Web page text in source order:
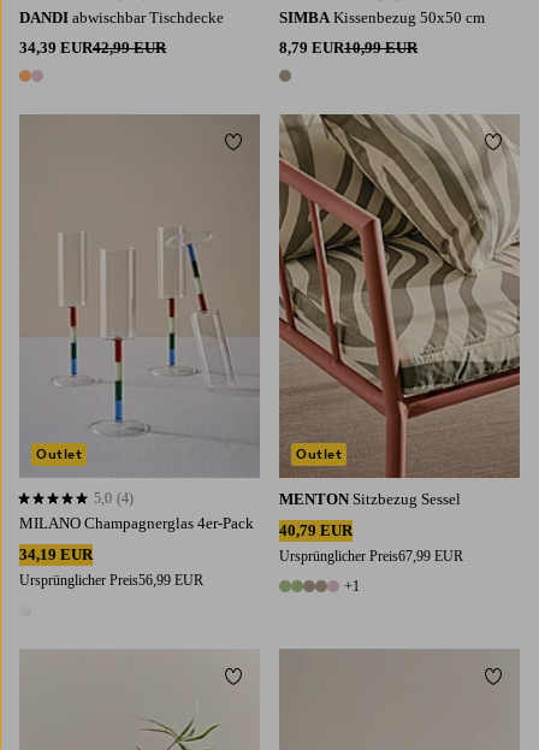
DANDI abwischbar Tischdecke
34,39 EUR42,99 EUR
2 Farben
SIMBA Kissenbezug 50x50 cm
8,79 EUR10,99 EUR
1 Farbe
MILANO Champagnerglas 4er-Pack
34,19 EUR
Ursprünglicher Preis56,99 EUR
5,0 basierend auf 4 Bewertungen
5,0 (4)
Outlet
Zu Favoriten hinzufügen
MENTON Sitzbezug Sessel
40,79 EUR
Ursprünglicher Preis67,99 EUR
6 Farben
+1
Outlet
Zu
Zu Favoriten hinzufügen Zu